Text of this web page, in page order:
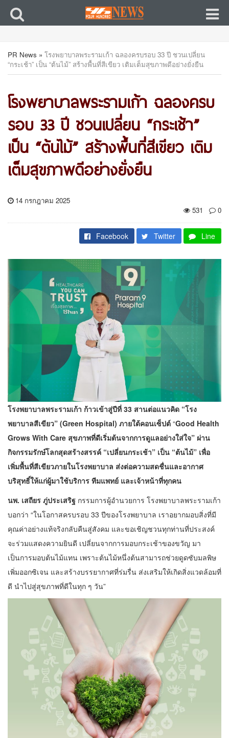
PR News » โรงพยาบาลพระรามเก้า ฉลองครบรอบ 33 ปี ชวนเปลี่ยน
“กระเช้า” เป็น “ต้นไม้” สร้างพื้นที่สีเขียว เติมเต็มสุขภาพดีอย่างยั่งยืน
โรงพยาบาลพระรามเก้า ฉลองครบ
รอบ 33 ปี ชวนเปลี่ยน “กระเช้า”
เป็น “ต้นไม้” สร้างพื้นที่สีเขียว เติม
เต็มสุขภาพดีอย่างยั่งยืน
14 กรกฎาคม 2025
531
0
Facebook Twitter Line
โรงพยาบาลพระรามเก้า ก้าวเข้าสู่ปีที่ 33 สานต่อแนวคิด “โรง
พยาบาลสีเขียว” (Green Hospital) ภายใต้คอนเซ็ปต์ “Good Health
Grows With Care สุขภาพที่ดีเริ่มต้นจากการดูแลอย่างใส่ใจ” ผ่าน
กิจกรรมรักษ์โลกสุดสร้างสรรค์ “เปลี่ยนกระเช้า” เป็น “ต้นไม้” เพื่อ
เพิ่มพื้นที่สีเขียวภายในโรงพยาบาล ส่งต่อความสดชื่นและอากาศ
บริสุทธิ์ให้แก่ผู้มาใช้บริการ ทีมแพทย์ และเจ้าหน้าที่ทุกคน
นพ. เสถียร ภู่ประเสริฐ กรรมการผู้อำนวยการ โรงพยาบาลพระรามเก้า
บอกว่า “ในโอกาสครบรอบ 33 ปีของโรงพยาบาล เราอยากมอบสิ่งที่มี
คุณค่าอย่างแท้จริงกลับคืนสู่สังคม และขอเชิญชวนทุกท่านที่ประสงค์
จะร่วมแสดงความยินดี เปลี่ยนจากการมอบกระเช้าของขวัญ มา
เป็นการมอบต้นไม้แทน เพราะต้นไม้หนึ่งต้นสามารถช่วยดูดซับมลพิษ
เพิ่มออกซิเจน และสร้างบรรยากาศที่ร่มรื่น ส่งเสริมให้เกิดสิ่งแวดล้อมที่
ดี นำไปสู่สุขภาพที่ดีในทุก ๆ วัน”